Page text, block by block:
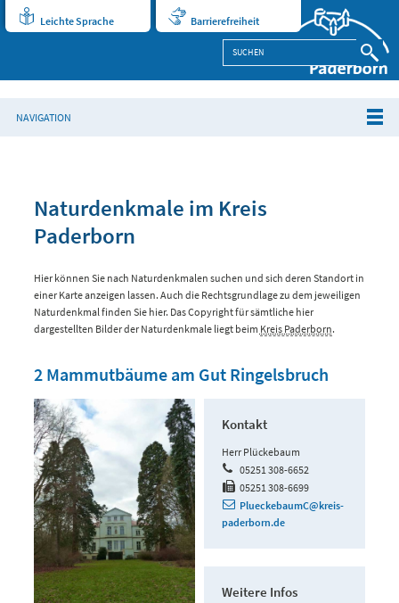
Leichte Sprache Barrierefreiheit
NAVIGATION
Naturdenkmale im Kreis
Paderborn
Hier können Sie nach Naturdenkmalen suchen und sich deren Standort in
einer Karte anzeigen lassen. Auch die Rechtsgrundlage zu dem jeweiligen
Naturdenkmal finden Sie hier. Das Copyright für sämtliche hier
dargestellten Bilder der Naturdenkmale liegt beim Kreis Paderborn.
2 Mammutbäume am Gut Ringelsbruch
Kontakt
Herr Plückebaum
05251 308-6652
05251 308-6699
PlueckebaumC@kreis-
paderborn.de
Weitere Infos